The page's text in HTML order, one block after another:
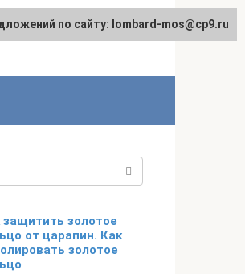
защитить золотое
от царапин. Как
золотое
по сайту: lombard-mos@cp9.ru